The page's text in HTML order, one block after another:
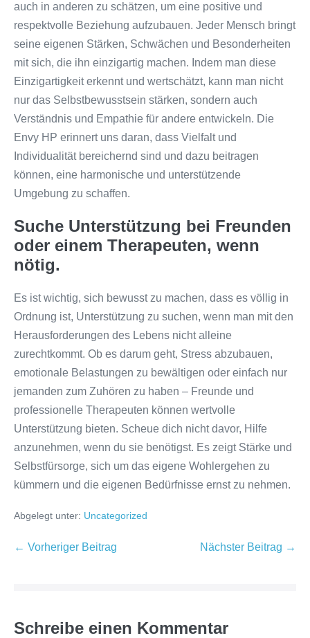
auch in anderen zu schätzen, um eine positive und
respektvolle Beziehung aufzubauen. Jeder Mensch bringt
seine eigenen Stärken, Schwächen und Besonderheiten
mit sich, die ihn einzigartig machen. Indem man diese
Einzigartigkeit erkennt und wertschätzt, kann man nicht
nur das Selbstbewusstsein stärken, sondern auch
Verständnis und Empathie für andere entwickeln. Die
Envy HP erinnert uns daran, dass Vielfalt und
Individualität bereichernd sind und dazu beitragen
können, eine harmonische und unterstützende
Umgebung zu schaffen.
Suche Unterstützung bei Freunden
oder einem Therapeuten, wenn
nötig.
Es ist wichtig, sich bewusst zu machen, dass es völlig in
Ordnung ist, Unterstützung zu suchen, wenn man mit den
Herausforderungen des Lebens nicht alleine
zurechtkommt. Ob es darum geht, Stress abzubauen,
emotionale Belastungen zu bewältigen oder einfach nur
jemanden zum Zuhören zu haben – Freunde und
professionelle Therapeuten können wertvolle
Unterstützung bieten. Scheue dich nicht davor, Hilfe
anzunehmen, wenn du sie benötigst. Es zeigt Stärke und
Selbstfürsorge, sich um das eigene Wohlergehen zu
kümmern und die eigenen Bedürfnisse ernst zu nehmen.
Abgelegt unter: Uncategorized
Beitragsnavigation
← Vorheriger Beitrag Nächster Beitrag →
Schreibe einen Kommentar